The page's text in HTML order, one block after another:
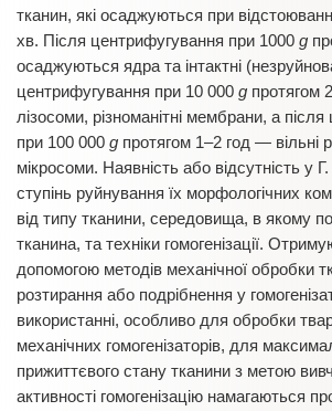
тканин, які осаджуються при
хв. Після центрифугування при 1000 g
осаджуються ядра та інтактні
центрифугування при 10 000 g протягом
лізосоми, різноманітні мембрани, а
при 100 000 g протягом 1–2 год — вільні
мікросоми. Наявність або відсутність у Г.
ступінь руйнування їх морфологічних
від типу тканини, середовища, в якому
тканина, та техніки гомогенізації.
допомогою методів механічної обробки
розтирання або подрібнення у
використанні, особливо для обробки
механічних гомогенізаторів, для
прижиттєвого стану тканини з метою
активності гомогенізацію намагаються